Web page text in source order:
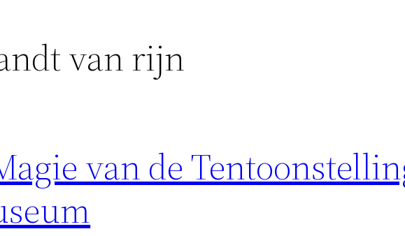
van rijn
van de